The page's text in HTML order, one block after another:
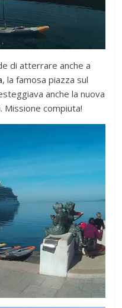
di atterrare anche a
, la famosa piazza sul
anche la nuova
Missione compiuta!